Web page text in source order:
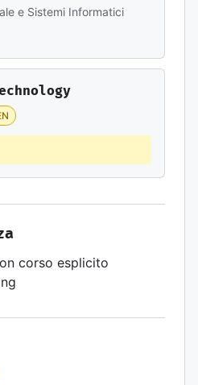
e Sistemi Informatici
corso esplicito